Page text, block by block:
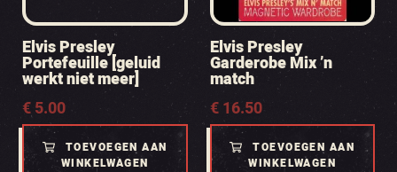
Elvis Presley
Portefeuille [geluid
werkt niet meer]
€5.00
TOEVOEGEN AAN
WINKELWAGEN
Elvis Presley
Garderobe Mix ’n
match
€16.50
TOEVOEGEN AAN
WINKELWAGEN